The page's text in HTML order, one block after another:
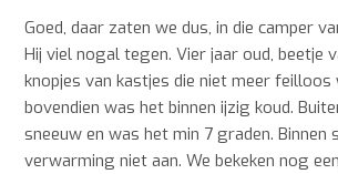
Goed, daar zaten we dus, in die camper
Hij viel nogal tegen. Vier jaar oud, beetje
knopjes van kastjes die niet meer feilloos
bovendien was het binnen ijzig koud.
sneeuw en was het min 7 graden. Binnen
verwarming niet aan. We bekeken nog